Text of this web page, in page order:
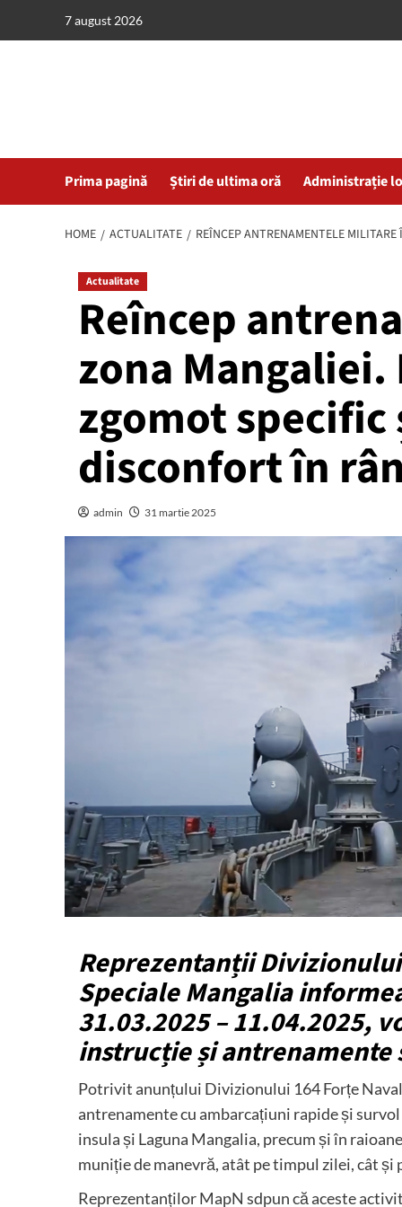
7 august 2026
Prima pagină Știri de ultima oră Administrație
HOME ACTUALITATE REÎNCEP ANTRENAMENTELE
Actualitate
Reîncep
zona Mangaliei.
zgomot specific
disconfort în
admin 31 martie 2025
Reprezentanții
Speciale Mangalia
31.03.2025 – 11.04.2025,
instrucție și antrenamente
Potrivit anunțului Divizionului 164 Forțe
antrenamente cu ambarcațiuni rapide și
insula și Laguna Mangalia, precum și în
muniție de manevră, atât pe timpul zilei, cât și
Reprezentanților MapN sdpun că aceste